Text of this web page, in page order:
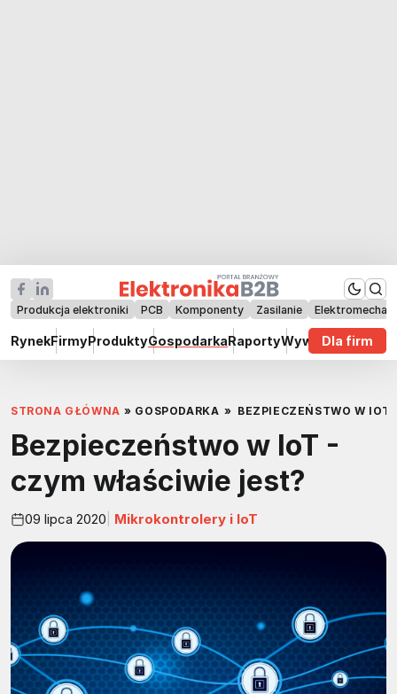
Produkcja elektroniki PCB Komponenty Zasilanie
RynekFirmyProduktyGospodarkaRaportyWywiadyDla firm
STRONA GŁÓWNA » GOSPODARKA » BEZPIECZEŃSTWO W
Bezpieczeństwo w IoT -
czym właściwie jest?
09 lipca 2020 Mikrokontrolery i IoT